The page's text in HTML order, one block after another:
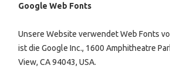
Google Web Fonts
Unsere Website verwendet Web Fonts
ist die Google Inc., 1600 Amphitheatre
View, CA 94043, USA.